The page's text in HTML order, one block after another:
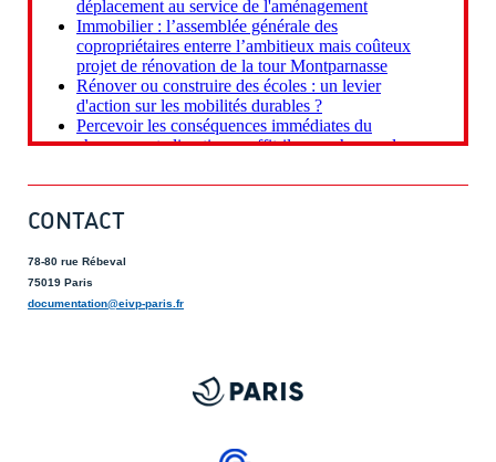
CONTACT
78-80 rue Rébeval
75019 Paris
documentation@eivp-paris.fr